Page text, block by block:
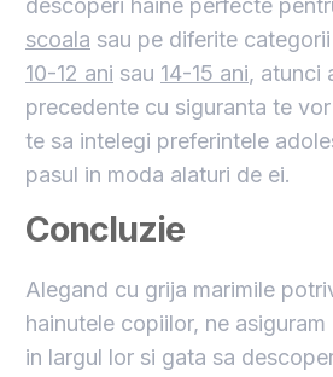
descoperi haine perfecte
scoala sau pe diferite
10-12 ani sau 14-15 ani, atunci
precedente cu siguranta te
te sa intelegi preferintele
pasul in moda alaturi de ei.
Concluzie
Alegand cu grija marimile
hainutele copiilor, ne
in largul lor si gata sa